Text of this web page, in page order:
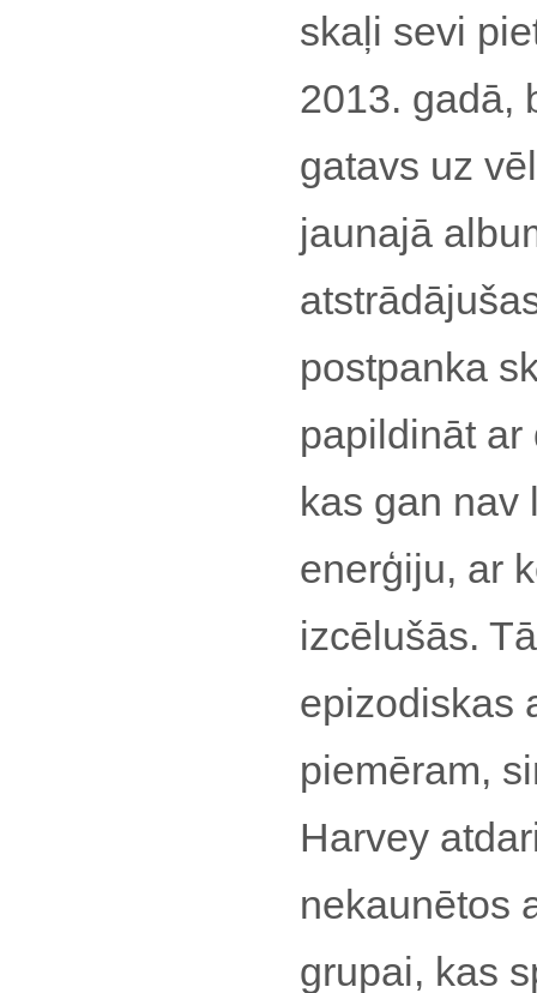
skaļi sevi
2013. gadā,
gatavs uz
jaunajā
postpanka
papildināt ar
kas gan nav
enerģiju, ar
izcēlušās.
epizodiskas
piemēram,
Harvey
nekaunētos
grupai, kas